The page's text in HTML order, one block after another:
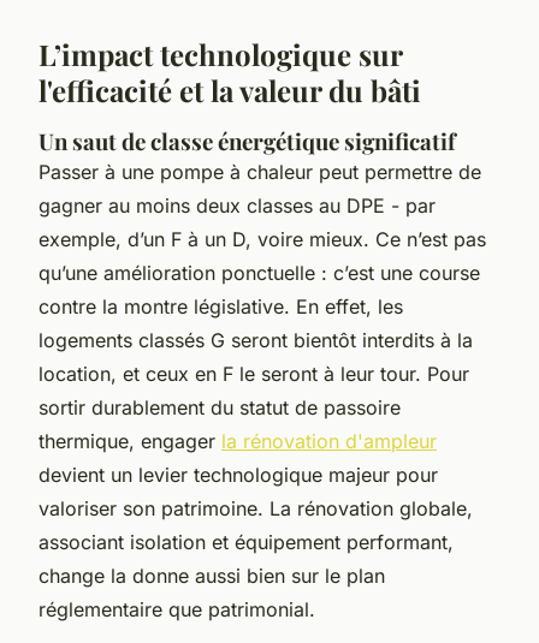
L’impact technologique sur
l'efficacité et la valeur du bâti
Un saut de classe énergétique significatif
Passer à une pompe à chaleur peut permettre de
gagner au moins deux classes au DPE - par
exemple, d’un F à un D, voire mieux. Ce n’est pas
qu’une amélioration ponctuelle : c’est une course
contre la montre législative. En effet, les
logements classés G seront bientôt interdits à la
location, et ceux en F le seront à leur tour. Pour
sortir durablement du statut de passoire
thermique, engager la rénovation d'ampleur
devient un levier technologique majeur pour
valoriser son patrimoine. La rénovation globale,
associant isolation et équipement performant,
change la donne aussi bien sur le plan
réglementaire que patrimonial.